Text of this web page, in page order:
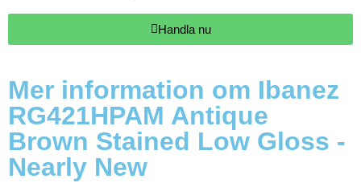
Handla nu
Mer information om Ibanez
RG421HPAM Antique
Brown Stained Low Gloss -
Nearly New